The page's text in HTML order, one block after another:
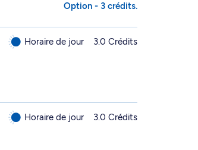
Option - 3 crédits.
Horaire de jour 3.0 Crédits
Horaire de jour 3.0 Crédits